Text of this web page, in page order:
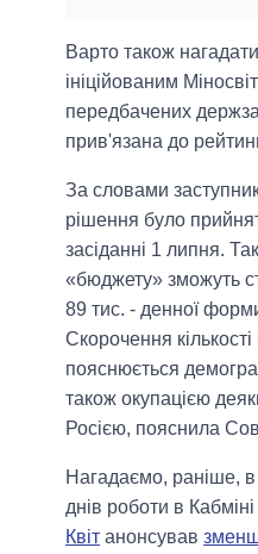
Варто також
ініційованим
передбачених
прив'язана до
За словами
рішення було
засіданні 1 липня.
«бюджету» зможуть
89 тис. - денної
Скорочення
пояснюється
також окупацією
Росією, пояснила
Нагадаємо, раніше, в
днів роботи в Кабміні
Квіт анонсував